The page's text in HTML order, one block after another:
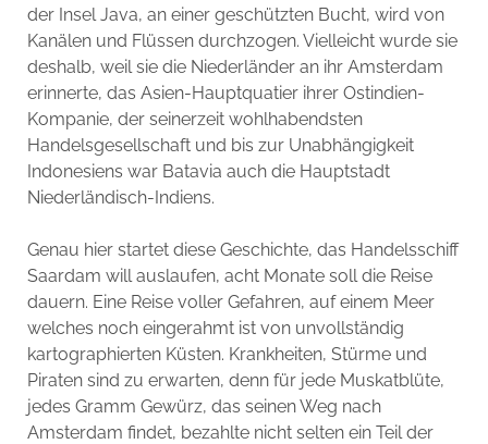
der Insel Java, an einer geschützten Bucht, wird von
Kanälen und Flüssen durchzogen. Vielleicht wurde sie
deshalb, weil sie die Niederländer an ihr Amsterdam
erinnerte, das Asien-Hauptquatier ihrer Ostindien-
Kompanie, der seinerzeit wohlhabendsten
Handelsgesellschaft und bis zur Unabhängigkeit
Indonesiens war Batavia auch die Hauptstadt
Niederländisch-Indiens.
Genau hier startet diese Geschichte, das Handelsschiff
Saardam will auslaufen, acht Monate soll die Reise
dauern. Eine Reise voller Gefahren, auf einem Meer
welches noch eingerahmt ist von unvollständig
kartographierten Küsten. Krankheiten, Stürme und
Piraten sind zu erwarten, denn für jede Muskatblüte,
jedes Gramm Gewürz, das seinen Weg nach
Amsterdam findet, bezahlte nicht selten ein Teil der